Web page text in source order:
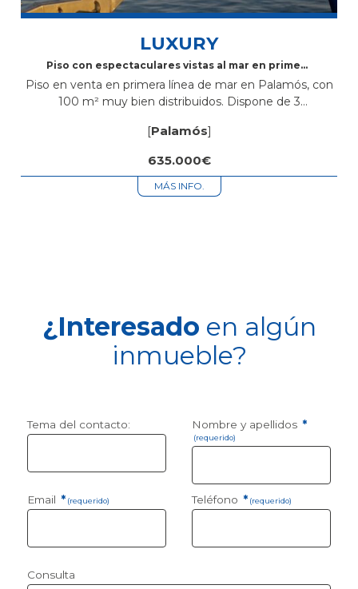
LUXURY
Piso con espectaculares vistas al mar en primera
Piso en venta en primera línea de mar en Palamós, con
100 m² muy bien distribuidos. Dispone de 3
además...
[Palamós]
635.000€
MÁS INFO.
¿Interesado en algún
inmueble?
Tema del contacto: Nombre y apellidos *
(requerido)
Email * (requerido) Teléfono * (requerido)
Consulta